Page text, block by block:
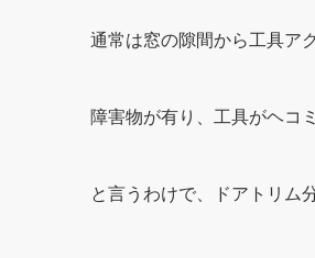
通常は窓の隙間から工具ア
障害物が有り、工具がヘコ
と言うわけで、ドアトリム